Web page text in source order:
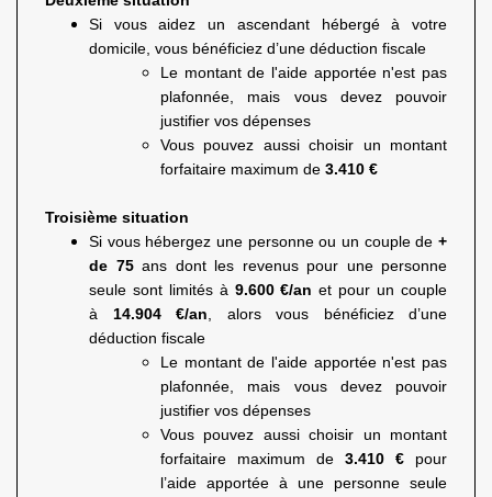
Si vous aidez un ascendant hébergé à votre
domicile, vous bénéficiez d’une déduction fiscale
Le montant de l'aide apportée n'est pas
plafonnée, mais vous devez pouvoir
justifier vos dépenses
Vous pouvez aussi choisir un montant
forfaitaire maximum de 3.410 €
Troisième situation
Si vous hébergez une personne ou un couple de +
de 75ans dont les revenus pour une personne
seule sont limités à9.600 €/an et pour un couple
à 14.904 €/an, alors vous bénéficiez d’une
déduction fiscale
Le montant de l'aide apportée n'est pas
plafonnée, mais vous devez pouvoir
justifier vos dépenses
Vous pouvez aussi choisir un montant
forfaitaire maximum de 3.410 € pour
l’aide apportée à une personne seule